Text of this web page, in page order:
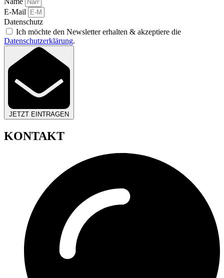
E-Mail
Datenschutz
Ich möchte den Newsletter erhalten & akzeptiere die
Datenschutzerklärung.
JETZT EINTRAGEN
KONTAKT